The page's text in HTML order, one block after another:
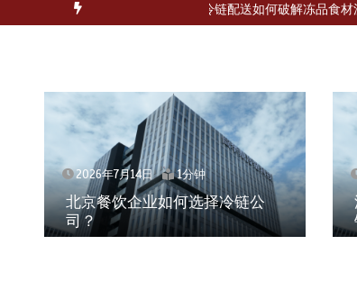
中央厨房布局餐饮连锁，冷链配送如何打通关键一环 北京餐
2026年7月14日 1分钟
北京餐饮企业如何选择冷链公
司？